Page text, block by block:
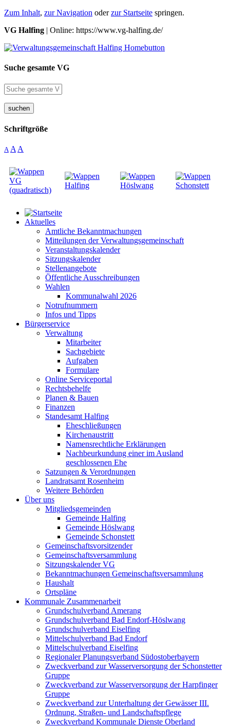
Zum Inhalt, zur Navigation oderzur Startseite springen.
VG Halfing | Online: https://www.vg-halfing.de/
Suche gesamte VG
suchen
Schriftgröße
A A A
Aktuelles
Amtliche Bekanntmachungen
Mitteilungen der Verwaltungsgemeinschaft
Veranstaltungskalender
Sitzungskalender
Stellenangebote
Öffentliche Ausschreibungen
Wahlen
Kommunalwahl 2026
Notrufnummern
Infos und Tipps
Bürgerservice
Verwaltung
Mitarbeiter
Sachgebiete
Aufgaben
Formulare
Online Serviceportal
Rechtsbehelfe
Planen & Bauen
Finanzen
Standesamt Halfing
Eheschließungen
Kirchenaustritt
Namensrechtliche Erklärungen
Nachbeurkundung einer im Ausland
geschlossenen Ehe
Satzungen & Verordnungen
Landratsamt Rosenheim
Weitere Behörden
Über uns
Mitgliedsgemeinden
Gemeinde Halfing
Gemeinde Höslwang
Gemeinde Schonstett
Gemeinschaftsvorsitzender
Gemeinschaftsversammlung
Sitzungskalender VG
Bekanntmachungen Gemeinschaftsversammlung
Haushalt
Ortspläne
Kommunale Zusammenarbeit
Grundschulverband Amerang
Grundschulverband Bad Endorf-Höslwang
Grundschulverband Eiselfing
Mittelschulverband Bad Endorf
Mittelschulverband Eiselfing
Regionaler Planungsverband Südostoberbayern
Zweckverband zur Wasserversorgung der Schonstetter
Gruppe
Zweckverband zur Wasserversorgung der Harpfinger
Gruppe
Zweckverband zur Unterhaltung der Gewässer III.
Ordnung, Straßen- und Landschaftspflege
Zweckverband Kommunale Dienste Oberland